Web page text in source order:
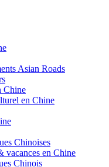
Asian Roads
Chine
en Chine
Chinoises
vacances en Chine
Chinois